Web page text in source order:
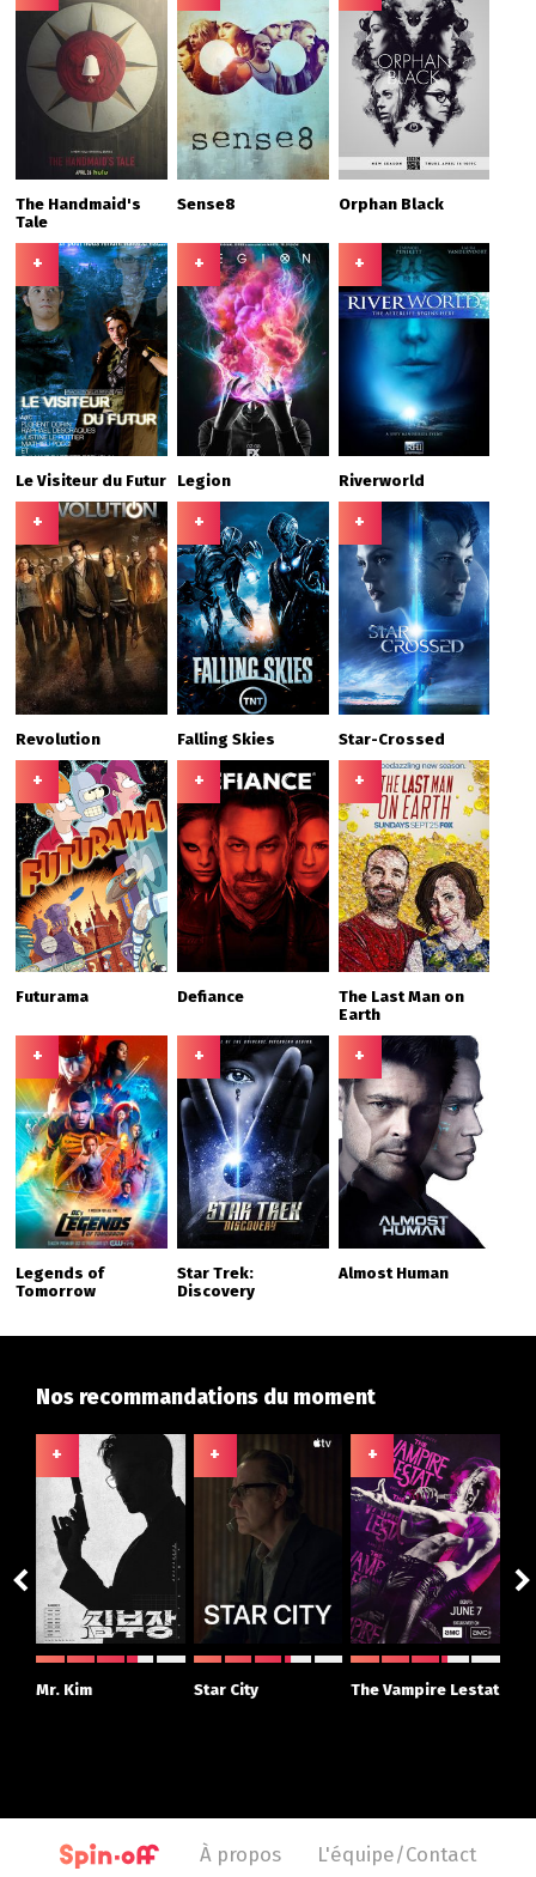
The Handmaid's
Tale
Sense8 Orphan Black
+
Le Visiteur du Futur
+
Legion
+
Riverworld
+
Revolution
+
Falling Skies
+
Star-Crossed
+
Futurama
+
Defiance
+
The Last Man on
Earth
+
Legends of
Tomorrow
+
Star Trek:
Discovery
+
Almost Human
Nos recommandations du moment
+
Mr. Kim
+
Star City
+
The Vampire Lestat
À propos L'équipe/Contact